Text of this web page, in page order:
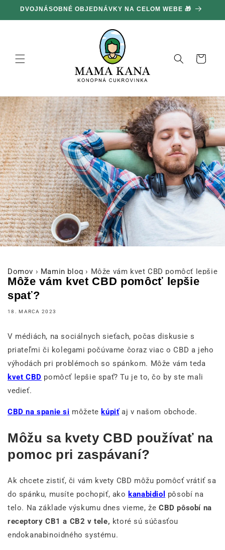
a prejsť
na obsah
DVOJNÁSOBNÉ OBJEDNÁVKY NA CELOM WEBE 🎁
Košík
Domov › Mamin blog › Môže vám kvet CBD pomôcť lepšie
Môže vám kvet CBD pomôcť lepšie
spať?
18. MARCA 2023
V médiách, na sociálnych sieťach, počas diskusie s
priateľmi či kolegami počúvame čoraz viac o CBD a jeho
výhodách pri problémoch so spánkom. Môže vám teda
kvet CBD pomôcť lepšie spať? Tu je to, čo by ste mali
vedieť.
CBD na spanie si môžete kúpiťaj v našom obchode.
Môžu sa kvety CBD používať na
pomoc pri zaspávaní?
Ak chcete zistiť, či vám kvety CBD môžu pomôcť vrátiť sa
do spánku, musíte pochopiť, ako kanabidiol
pôsobí na
telo. Na základe výskumu dnes vieme, že CBD pôsobí na
receptory CB1 a CB2 v tele, ktoré sú súčasťou
endokanabinoidného systému.